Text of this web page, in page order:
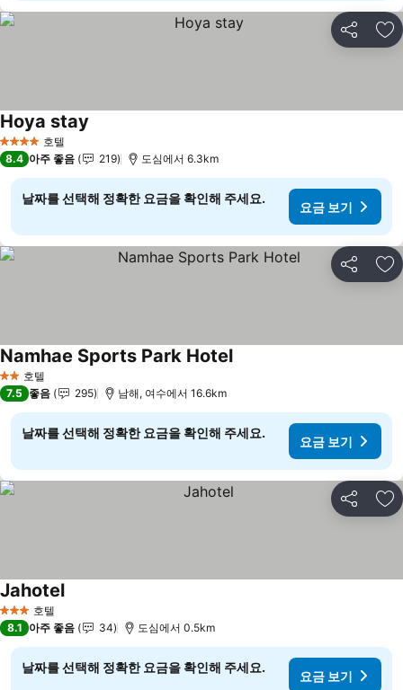
공유 즐
4 성급 호텔
Hoya stay
8.4 아주 좋음 219 도심에서 6.3km
날짜를 선택해 정확한 요금을 확인해 주세요.
요금 보기
공유 즐
2 성급호텔
Namhae Sports Park Hotel
7.5 좋음 295 남해, 여수에서 16.6km
날짜를 선택해 정확한 요금을 확인해 주세요.
요금 보기
공유 즐
3 성급 호텔
Jahotel
8.1 아주 좋음 34 도심에서 0.5km
날짜를 선택해 정확한 요금을 확인해 주세요.
요금 보기